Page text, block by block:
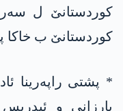
کوردستانێ ل
کوردستانێ ب خاکا
بارزانی و